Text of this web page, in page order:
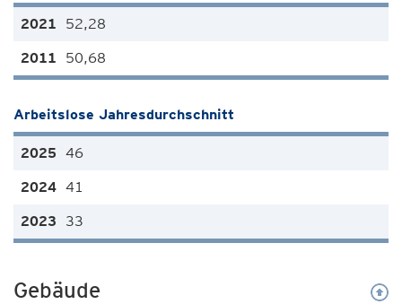
52,28
50,68
Arbeitslose Jahresdurchschnitt
46
41
33
Gebäude